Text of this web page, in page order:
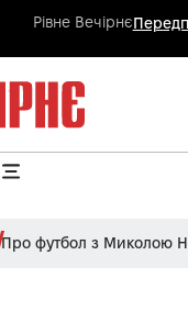
Рівне Вечірнє
Про футбол з Миколою